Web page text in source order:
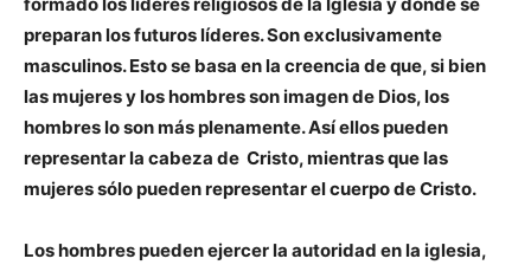
formado los líderes religiosos de la Iglesia y donde se
preparan los futuros líderes. Son exclusivamente
masculinos. Esto se basa en la creencia de que, si bien
las mujeres y los hombres son imagen de Dios, los
hombres lo son más plenamente. Así ellos pueden
representar la cabeza de Cristo, mientras que las
mujeres sólo pueden representar el cuerpo de Cristo.
Los hombres pueden ejercer la autoridad en la iglesia,